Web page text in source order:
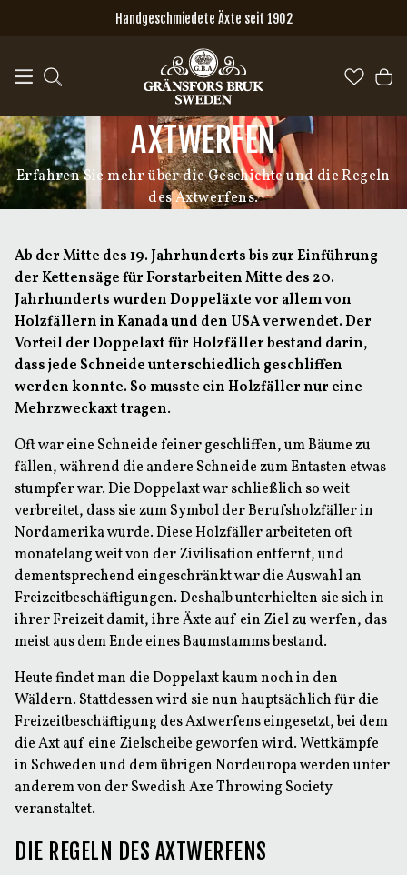
Zum Hauptinhalt springenHandgeschmiedete Äxte seit 1902
AXTWERFEN
Erfahren Sie mehr über die Geschichte und die Regeln
des Axtwerfens.
Ab der Mitte des 19. Jahrhunderts bis zur Einführung
der Kettensäge für Forstarbeiten Mitte des 20.
Jahrhunderts wurden Doppeläxte vor allem von
Holzfällern in Kanada und den USA verwendet. Der
Vorteil der Doppelaxt für Holzfäller bestand darin,
dass jede Schneide unterschiedlich geschliffen
werden konnte. So musste ein Holzfäller nur eine
Mehrzweckaxt tragen.
Oft war eine Schneide feiner geschliffen, um Bäume zu
fällen, während die andere Schneide zum Entasten etwas
stumpfer war. Die Doppelaxt war schließlich so weit
verbreitet, dass sie zum Symbol der Berufsholzfäller in
Nordamerika wurde. Diese Holzfäller arbeiteten oft
monatelang weit von der Zivilisation entfernt, und
dementsprechend eingeschränkt war die Auswahl an
Freizeitbeschäftigungen. Deshalb unterhielten sie sich in
ihrer Freizeit damit, ihre Äxte auf ein Ziel zu werfen, das
meist aus dem Ende eines Baumstamms bestand.
Heute findet man die Doppelaxt kaum noch in den
Wäldern. Stattdessen wird sie nun hauptsächlich für die
Freizeitbeschäftigung des Axtwerfens eingesetzt, bei dem
die Axt auf eine Zielscheibe geworfen wird. Wettkämpfe
in Schweden und dem übrigen Nordeuropa werden unter
anderem von der Swedish Axe Throwing Society
veranstaltet.
DIE REGELN DES AXTWERFENS